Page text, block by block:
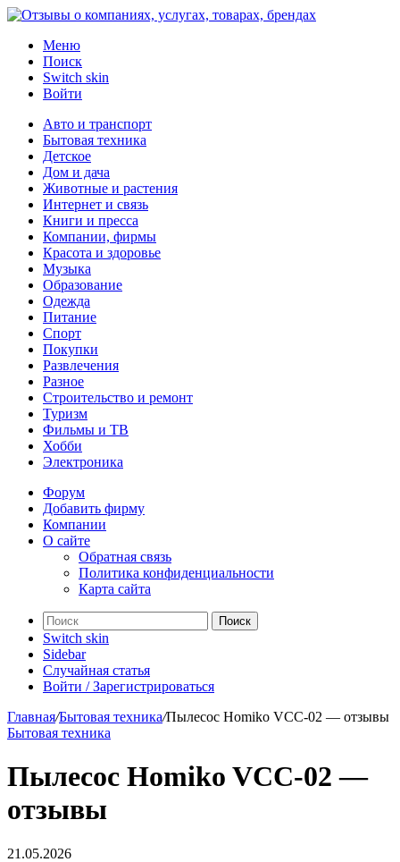
Меню
Поиск
Switch skin
Войти
Авто и транспорт
Бытовая техника
Детское
Дом и дача
Животные и растения
Интернет и связь
Книги и пресса
Компании, фирмы
Красота и здоровье
Музыка
Образование
Одежда
Питание
Спорт
Покупки
Развлечения
Разное
Строительство и ремонт
Туризм
Фильмы и ТВ
Хобби
Электроника
Форум
Добавить фирму
Компании
О сайте
Обратная связь
Политика конфиденциальности
Карта сайта
Поиск
Switch skin
Sidebar
Случайная статья
Войти / Зарегистрироваться
Главная/Бытовая техника/Пылесос Homiko VCC-02 — отзывы
Бытовая техника
Пылесос Homiko VCC-02 —
отзывы
21.05.2026